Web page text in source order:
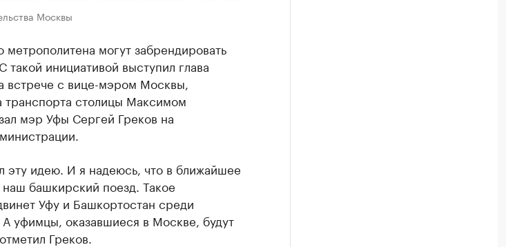
Москвы
могут забрендировать
инициативой выступил глава
встрече с вице-мэром Москвы,
транспорта столицы Максимом
мэр Уфы Сергей Греков на
эту идею. И я надеюсь, что в ближайшее
башкирский поезд. Такое
Уфу и Башкортостан среди
уфимцы, оказавшиеся в Москве, будут
Греков.